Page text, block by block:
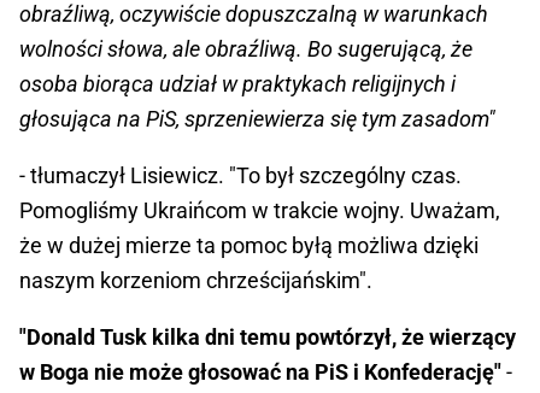
obraźliwą, oczywiście dopuszczalną w warunkach
wolności słowa, ale obraźliwą. Bo sugerującą, że
osoba biorąca udział w praktykach religijnych i
głosująca na PiS, sprzeniewierza się tym zasadom"
- tłumaczył Lisiewicz. "To był szczególny czas.
Pomogliśmy Ukraińcom w trakcie wojny. Uważam,
że w dużej mierze ta pomoc byłą możliwa dzięki
naszym korzeniom chrześcijańskim".
"Donald Tusk kilka dni temu powtórzył, że wierzący
w Boga nie może głosować na PiS i Konfederację"-